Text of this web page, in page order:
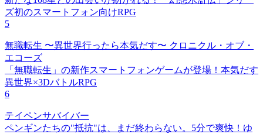
ズ初のスマートフォン向けRPG
5
無職転生 〜異世界行ったら本気だす〜 クロニクル・オブ・
エコーズ
「無職転生」の新作スマートフォンゲームが登場！本気だす
異世界×3DバトルRPG
6
テイペンサバイバー
ペンギンたちの"抵抗"は、まだ終わらない。5分で爽快！ゆ